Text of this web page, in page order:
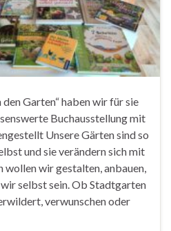
Garten“ haben wir für sie
Buchausstellung mit
Unsere Gärten sind so
und sie verändern sich mit
wollen wir gestalten, anbauen,
selbst sein. Ob Stadtgarten
verwunschen oder